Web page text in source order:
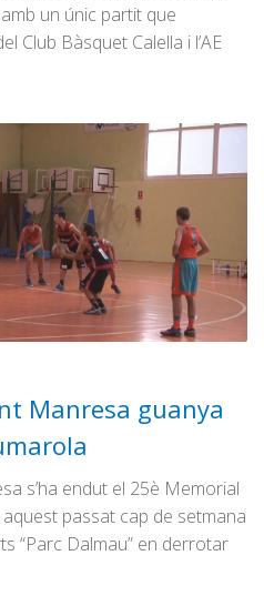
un únic partit que
Club Bàsquet Calella i l’AE
Manresa guanya
s’ha endut el 25è Memorial
passat cap de setmana
“Parc Dalmau” en derrotar